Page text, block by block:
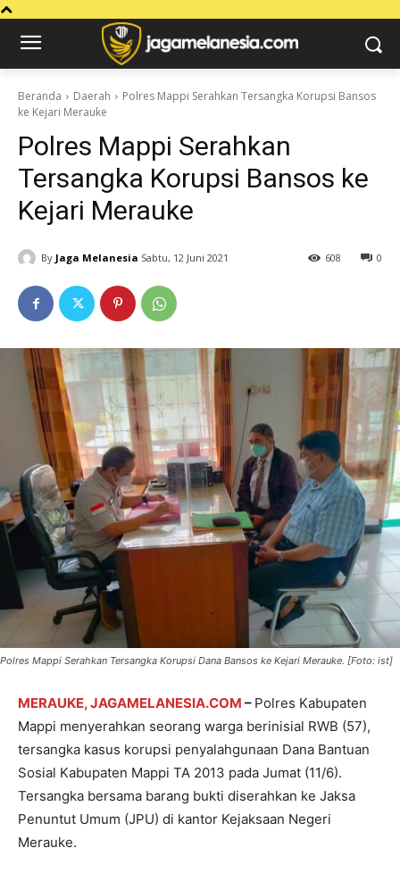
Beranda Daerah
Polres Mappi Serahkan Tersangka Korupsi Bansos
ke Kejari Merauke
Polres Mappi Serahkan
Tersangka Korupsi Bansos ke
Kejari Merauke
By Jaga Melanesia Sabtu, 12 Juni 2021 0
608
Polres Mappi Serahkan Tersangka Korupsi Dana Bansos ke Kejari Merauke. [Foto: ist]
MERAUKE, JAGAMELANESIA.COM – Polres Kabupaten
Mappi menyerahkan seorang warga berinisial RWB (57),
tersangka kasus korupsi penyalahgunaan Dana Bantuan
Sosial Kabupaten Mappi TA 2013 pada Jumat (11/6).
Tersangka bersama barang bukti diserahkan ke Jaksa
Penuntut Umum (JPU) di kantor Kejaksaan Negeri
Merauke.